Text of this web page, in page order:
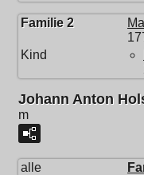
Familie 2
Kind
Johann Anton
m
alle